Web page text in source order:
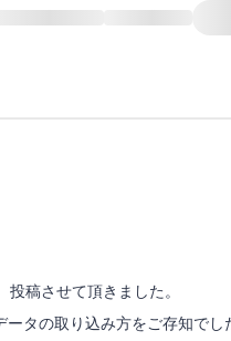
稿させて頂きました。
タの取り込み方をご存知で